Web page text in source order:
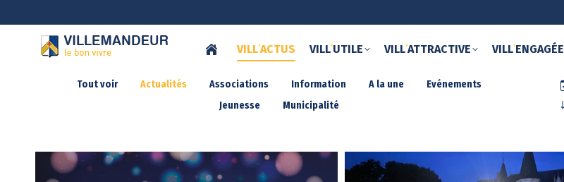
VILL‘ACTUS VILL‘UTILE VILL‘ATTRACTIVE VILL‘ENGAGÉE
Tout voir Actualités Associations Information A la une
Evénements
Jeunesse
Municipalité